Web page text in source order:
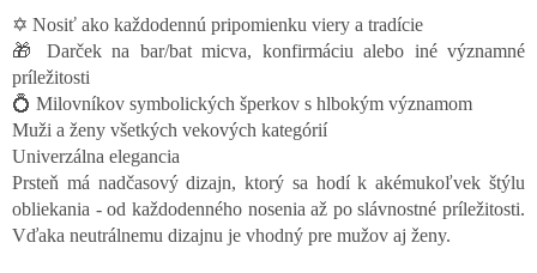
✡️ Nosiť ako každodennú pripomienku viery a tradície
🎁 Darček na bar/bat micva, konfirmáciu alebo iné významné
príležitosti
💍 Milovníkov symbolických šperkov s hlbokým významom
Muži a ženy všetkých vekových kategórií
Univerzálna elegancia
Prsteň má nadčasový dizajn, ktorý sa hodí k akémukoľvek štýlu
obliekania - od každodenného nosenia až po slávnostné príležitosti.
Vďaka neutrálnemu dizajnu je vhodný pre mužov aj ženy.